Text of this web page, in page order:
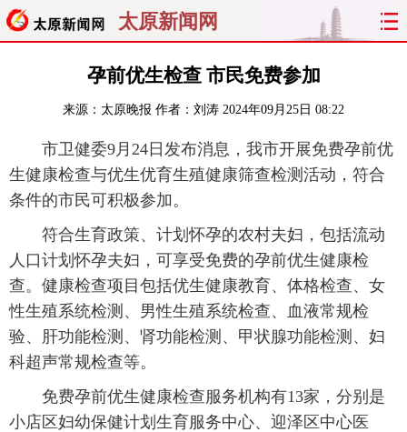
太原新闻网
聚焦 太原
经济 关注 文明 出行
纵横 曝光 综合 专题
旅游 理财
看天下 晋月读 最太原 网罗民生
太原日报 太原晚报 热评
孕前优生检查 市民免费参加
来源： 太原晚报 作者：刘涛 2024年09月25日 08:22
市卫健委9月24日发布消息，我市开展免费孕前优
生健康检查与优生优育生殖健康筛查检测活动，符合
条件的市民可积极参加。
符合生育政策、计划怀孕的农村夫妇，包括流动
人口计划怀孕夫妇，可享受免费的孕前优生健康检
查。健康检查项目包括优生健康教育、体格检查、女
性生殖系统检测、男性生殖系统检查、血液常规检
验、肝功能检测、肾功能检测、甲状腺功能检测、妇
科超声常规检查等。
免费孕前优生健康检查服务机构有13家，分别是
小店区妇幼保健计划生育服务中心、迎泽区中心医